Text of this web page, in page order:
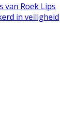
van Roek Lips
in veiligheid